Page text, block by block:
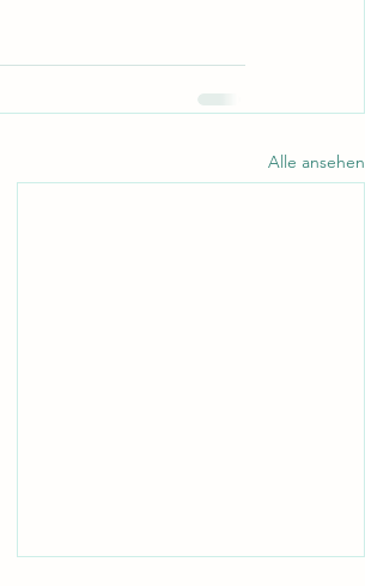
Alle ansehen